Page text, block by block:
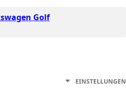
Golf
EINSTELLUNGEN